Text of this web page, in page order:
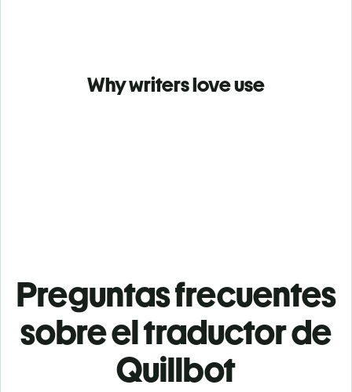
Why writers love use
Preguntas frecuentes
sobre el traductor de
Quillbot